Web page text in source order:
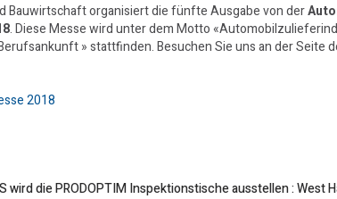
Bauwirtschaft organisiert die fünfte Ausgabe von der
. Diese Messe wird unter dem Motto
» stattfinden. Besuchen Sie uns an der Seite
2018
wird die PRODOPTIM Inspektionstische ausstellen : West